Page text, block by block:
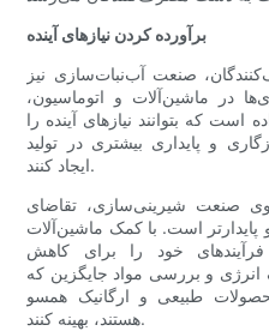
برآورده کردن نیازهای آینده
صنعت آب‌نبات‌سازی نیز
در ماشین‌آلات و اتوماسیون،
است که بتوانند نیازهای آینده را
و پایداری بیشتری در تولید
ایجاد کنند.
صنعت شیرینی‌سازی، تقاضای
است. با کمک ماشین‌آلات
فرآیندهای خود را برای کاهش
و بررسی مواد جایگزین که
طبیعی و ارگانیک همسو
هستند، بهینه کنند.